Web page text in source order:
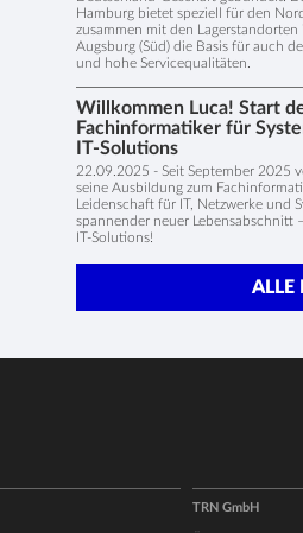
Hamburg bietet speziell für den
zusammen mit den
Augsburg (Süd) die Basis für auch
und hohe Servicequalitäten.
Willkommen Luca! Start
Fachinformatiker für
IT-Solutions
22.09.2025 - Seit September 2025
seine Ausbildung zum
Leidenschaft für IT, Netzwerke und
spannender neuer
IT-Solutions!
ALLE
TRN GmbH